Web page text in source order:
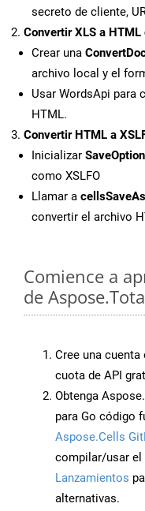
secreto de cliente,
Convertir XLS a HTML
Crear una
archivo local y el
Usar WordsApi para
HTML.
Convertir HTML a
Inicializar SaveOption
como XSLFO
Llamar a
convertir el archivo
Comience a
de
Cree una cuenta
cuota de API
Obtenga
para Go código
Aspose.Cells
compilar/usar el
Lanzamientos
alternativas.